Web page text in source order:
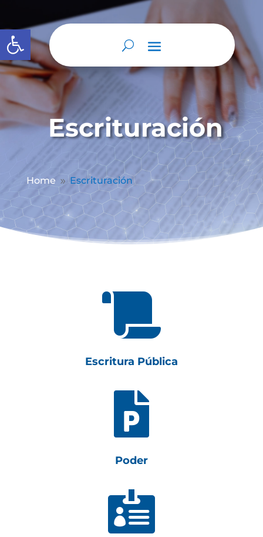
Abrir barra de herramientas
Escrituración
Home 9 Escrituración

Escritura Pública

Poder
